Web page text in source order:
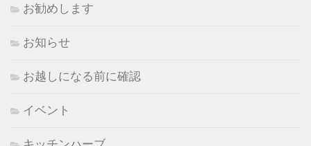
お勧めします
お知らせ
お越しになる前に確認
イベント